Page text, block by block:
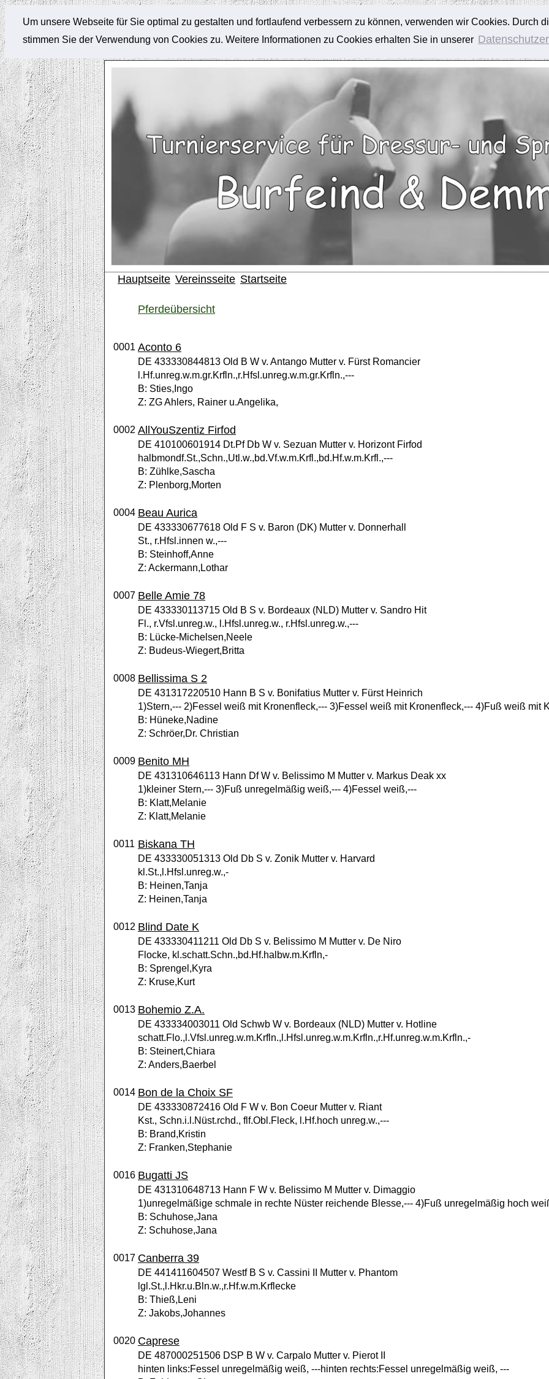
Um unsere Webseite für Sie optimal zu gestalten und fortlaufend verbessern zu können, verwenden wir Cookies. Durch
stimmen Sie der Verwendung von Cookies zu. Weitere Informationen zu Cookies erhalten Sie in unserer
Hauptseite Vereinsseite Startseite
Pferdeübersicht
0001 Aconto 6
DE 433330844813 Old B W v. Antango Mutter v. Fürst Romancier
l.Hf.unreg.w.m.gr.Krfln.,r.Hfsl.unreg.w.m.gr.Krfln.,---
B: Sties,Ingo
Z: ZG Ahlers, Rainer u.Angelika,
0002 AllYouSzentiz Firfod
DE 410100601914 Dt.Pf Db W v. Sezuan Mutter v. Horizont Firfod
halbmondf.St.,Schn.,Utl.w.,bd.Vf.w.m.Krfl.,bd.Hf.w.m.Krfl.,---
B: Zühlke,Sascha
Z: Plenborg,Morten
0004 Beau Aurica
DE 433330677618 Old F S v. Baron (DK) Mutter v. Donnerhall
St., r.Hfsl.innen w.,---
B: Steinhoff,Anne
Z: Ackermann,Lothar
0007 Belle Amie 78
DE 433330113715 Old B S v. Bordeaux (NLD) Mutter v. Sandro Hit
Fl., r.Vfsl.unreg.w., l.Hfsl.unreg.w., r.Hfsl.unreg.w.,---
B: Lücke-Michelsen,Neele
Z: Budeus-Wiegert,Britta
0008 Bellissima S 2
DE 431317220510 Hann B S v. Bonifatius Mutter v. Fürst Heinrich
1)Stern,--- 2)Fessel weiß mit Kronenfleck,--- 3)Fessel weiß mit Kronenfleck,--- 4)Fuß weiß mit
B: Hüneke,Nadine
Z: Schröer,Dr. Christian
0009 Benito MH
DE 431310646113 Hann Df W v. Belissimo M Mutter v. Markus Deak xx
1)kleiner Stern,--- 3)Fuß unregelmäßig weiß,--- 4)Fessel weiß,---
B: Klatt,Melanie
Z: Klatt,Melanie
0011 Biskana TH
DE 433330051313 Old Db S v. Zonik Mutter v. Harvard
kl.St.,l.Hfsl.unreg.w.,-
B: Heinen,Tanja
Z: Heinen,Tanja
0012 Blind Date K
DE 433330411211 Old Db S v. Belissimo M Mutter v. De Niro
Flocke, kl.schatt.Schn.,bd.Hf.halbw.m.Krfln,-
B: Sprengel,Kyra
Z: Kruse,Kurt
0013 Bohemio Z.A.
DE 433334003011 Old Schwb W v. Bordeaux (NLD) Mutter v. Hotline
schatt.Flo.,l.Vfsl.unreg.w.m.Krfln.,l.Hfsl.unreg.w.m.Krfln.,r.Hf.unreg.w.m.Krfln.,-
B: Steinert,Chiara
Z: Anders,Baerbel
0014 Bon de la Choix SF
DE 433330872416 Old F W v. Bon Coeur Mutter v. Riant
Kst., Schn.i.l.Nüst.rchd., flf.Obl.Fleck, l.Hf.hoch unreg.w.,---
B: Brand,Kristin
Z: Franken,Stephanie
0016 Bugatti JS
DE 431310648713 Hann F W v. Belissimo M Mutter v. Dimaggio
1)unregelmäßige schmale in rechte Nüster reichende Blesse,--- 4)Fuß unregelmäßig hoch
B: Schuhose,Jana
Z: Schuhose,Jana
0017 Canberra 39
DE 441411604507 Westf B S v. Cassini II Mutter v. Phantom
lgl.St.,l.Hkr.u.Bln.w.,r.Hf.w.m.Krflecke
B: Thieß,Leni
Z: Jakobs,Johannes
0020 Caprese
DE 487000251506 DSP B W v. Carpalo Mutter v. Pierot II
hinten links:Fessel unregelmäßig weiß, ---hinten rechts:Fessel unregelmäßig weiß, ---